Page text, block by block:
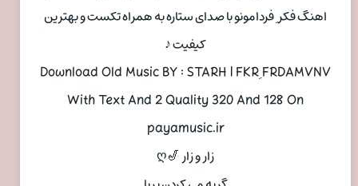
اهنگ فکر ِ فردامونو با صدای ستاره به همراه تکست و بهترین
کیفیت ♪
Download Old Music BY : STARH | FKR ِ FRDAMVNV
With Text And 2 Quality 320 And 128 On
payamusic.ir
زار و زار 🎷ღ